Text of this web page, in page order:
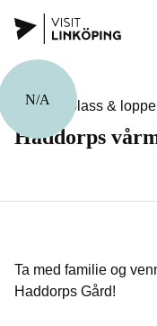
N/A
Markedsplass &
Haddorps
Ta med familie og
Haddorps Gård!